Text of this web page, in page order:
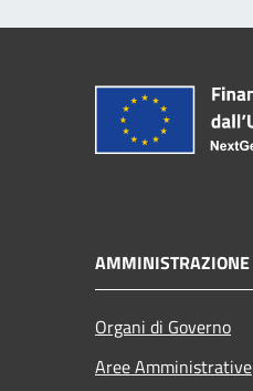
AMMINISTRAZIONE
Organi di Governo
Aree Amministrative